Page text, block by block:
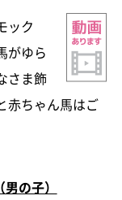
ック
がゆら
さま飾
赤ちゃん馬はご
の子）